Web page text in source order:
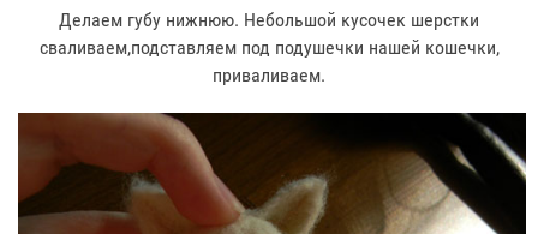
Делаем губу нижнюю. Небольшой кусочек шерстки
сваливаем,подставляем под подушечки нашей кошечки,
приваливаем.